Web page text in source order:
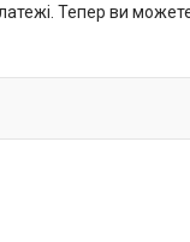
Тепер ви